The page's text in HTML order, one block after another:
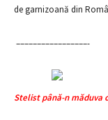
de garnizoană din
–––––––––––––––––-
Stelist până-n măduva